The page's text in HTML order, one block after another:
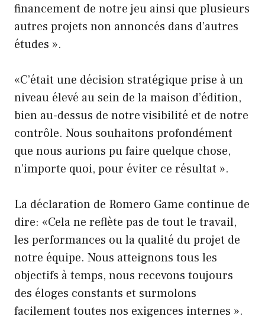
financement de notre jeu ainsi que plusieurs
autres projets non annoncés dans d’autres
études ».
«C’était une décision stratégique prise à un
niveau élevé au sein de la maison d’édition,
bien au-dessus de notre visibilité et de notre
contrôle. Nous souhaitons profondément
que nous aurions pu faire quelque chose,
n’importe quoi, pour éviter ce résultat ».
La déclaration de Romero Game continue de
dire: «Cela ne reflète pas de tout le travail,
les performances ou la qualité du projet de
notre équipe. Nous atteignons tous les
objectifs à temps, nous recevons toujours
des éloges constants et surmolons
facilement toutes nos exigences internes ».